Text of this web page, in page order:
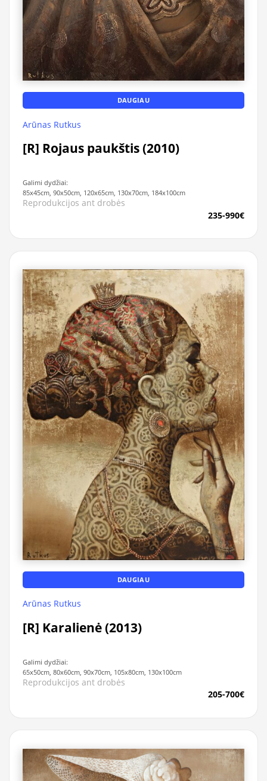
DAUGIAU
Arūnas Rutkus
[R] Rojaus paukštis (2010)
Galimi dydžiai:
85x45cm, 90x50cm, 120x65cm, 130x70cm, 184x100cm
Reprodukcijos ant drobės
235-990€
DAUGIAU
Arūnas Rutkus
[R] Karalienė (2013)
Galimi dydžiai:
65x50cm, 80x60cm, 90x70cm, 105x80cm, 130x100cm
Reprodukcijos ant drobės
205-700€